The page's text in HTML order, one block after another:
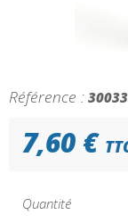
Référence :
7,60 €
Quantité